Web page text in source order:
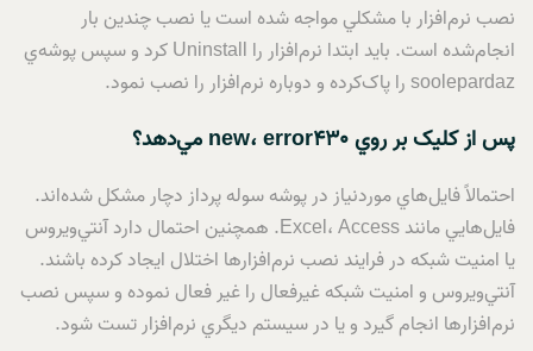
نصب نرم‌افزار با مشکلي مواجه شده است يا نصب چندين بار
انجام‌شده است. بايد ابتدا نرم‌افزار را Uninstall کرد و سپس پوشه‌ي
soolepardaz را پاک‌کرده و دوباره نرم‌افزار را نصب نمود.
پس از کليک بر روي new،error430 مي‌دهد؟
احتمالاً فايل‌هاي موردنياز در پوشه سوله پرداز دچار مشکل شده‌اند.
فايل‌هايي مانند Excel، Access. همچنين احتمال دارد آنتي‌ويروس
يا امنيت شبکه در فرايند نصب نرم‌افزارها اختلال ايجاد کرده باشند.
آنتي‌ويروس و امنيت شبکه غيرفعال را غير فعال نموده و سپس نصب
نرم‌افزارها انجام گيرد و يا در سيستم ديگري نرم‌افزار تست شود.